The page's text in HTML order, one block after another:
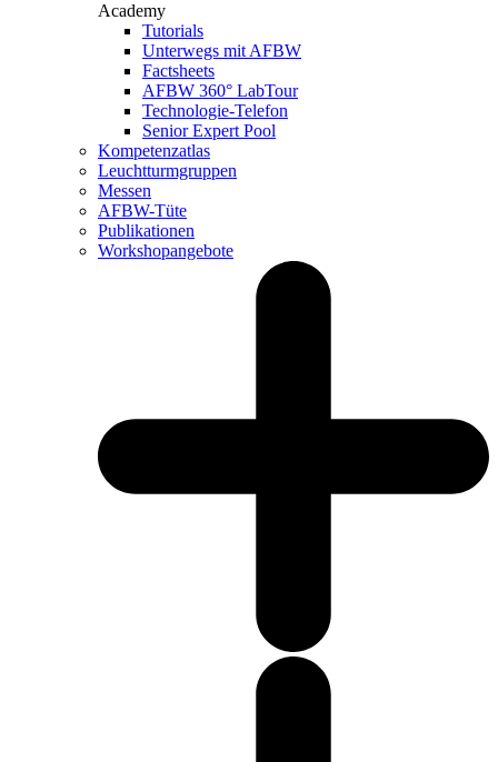
Academy
Tutorials
Unterwegs mit AFBW
Factsheets
AFBW 360° LabTour
Technologie-Telefon
Senior Expert Pool
Kompetenzatlas
Leuchtturm­gruppen
Messen
AFBW-Tüte
Publikationen
Workshopangebote